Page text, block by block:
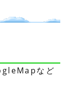
など